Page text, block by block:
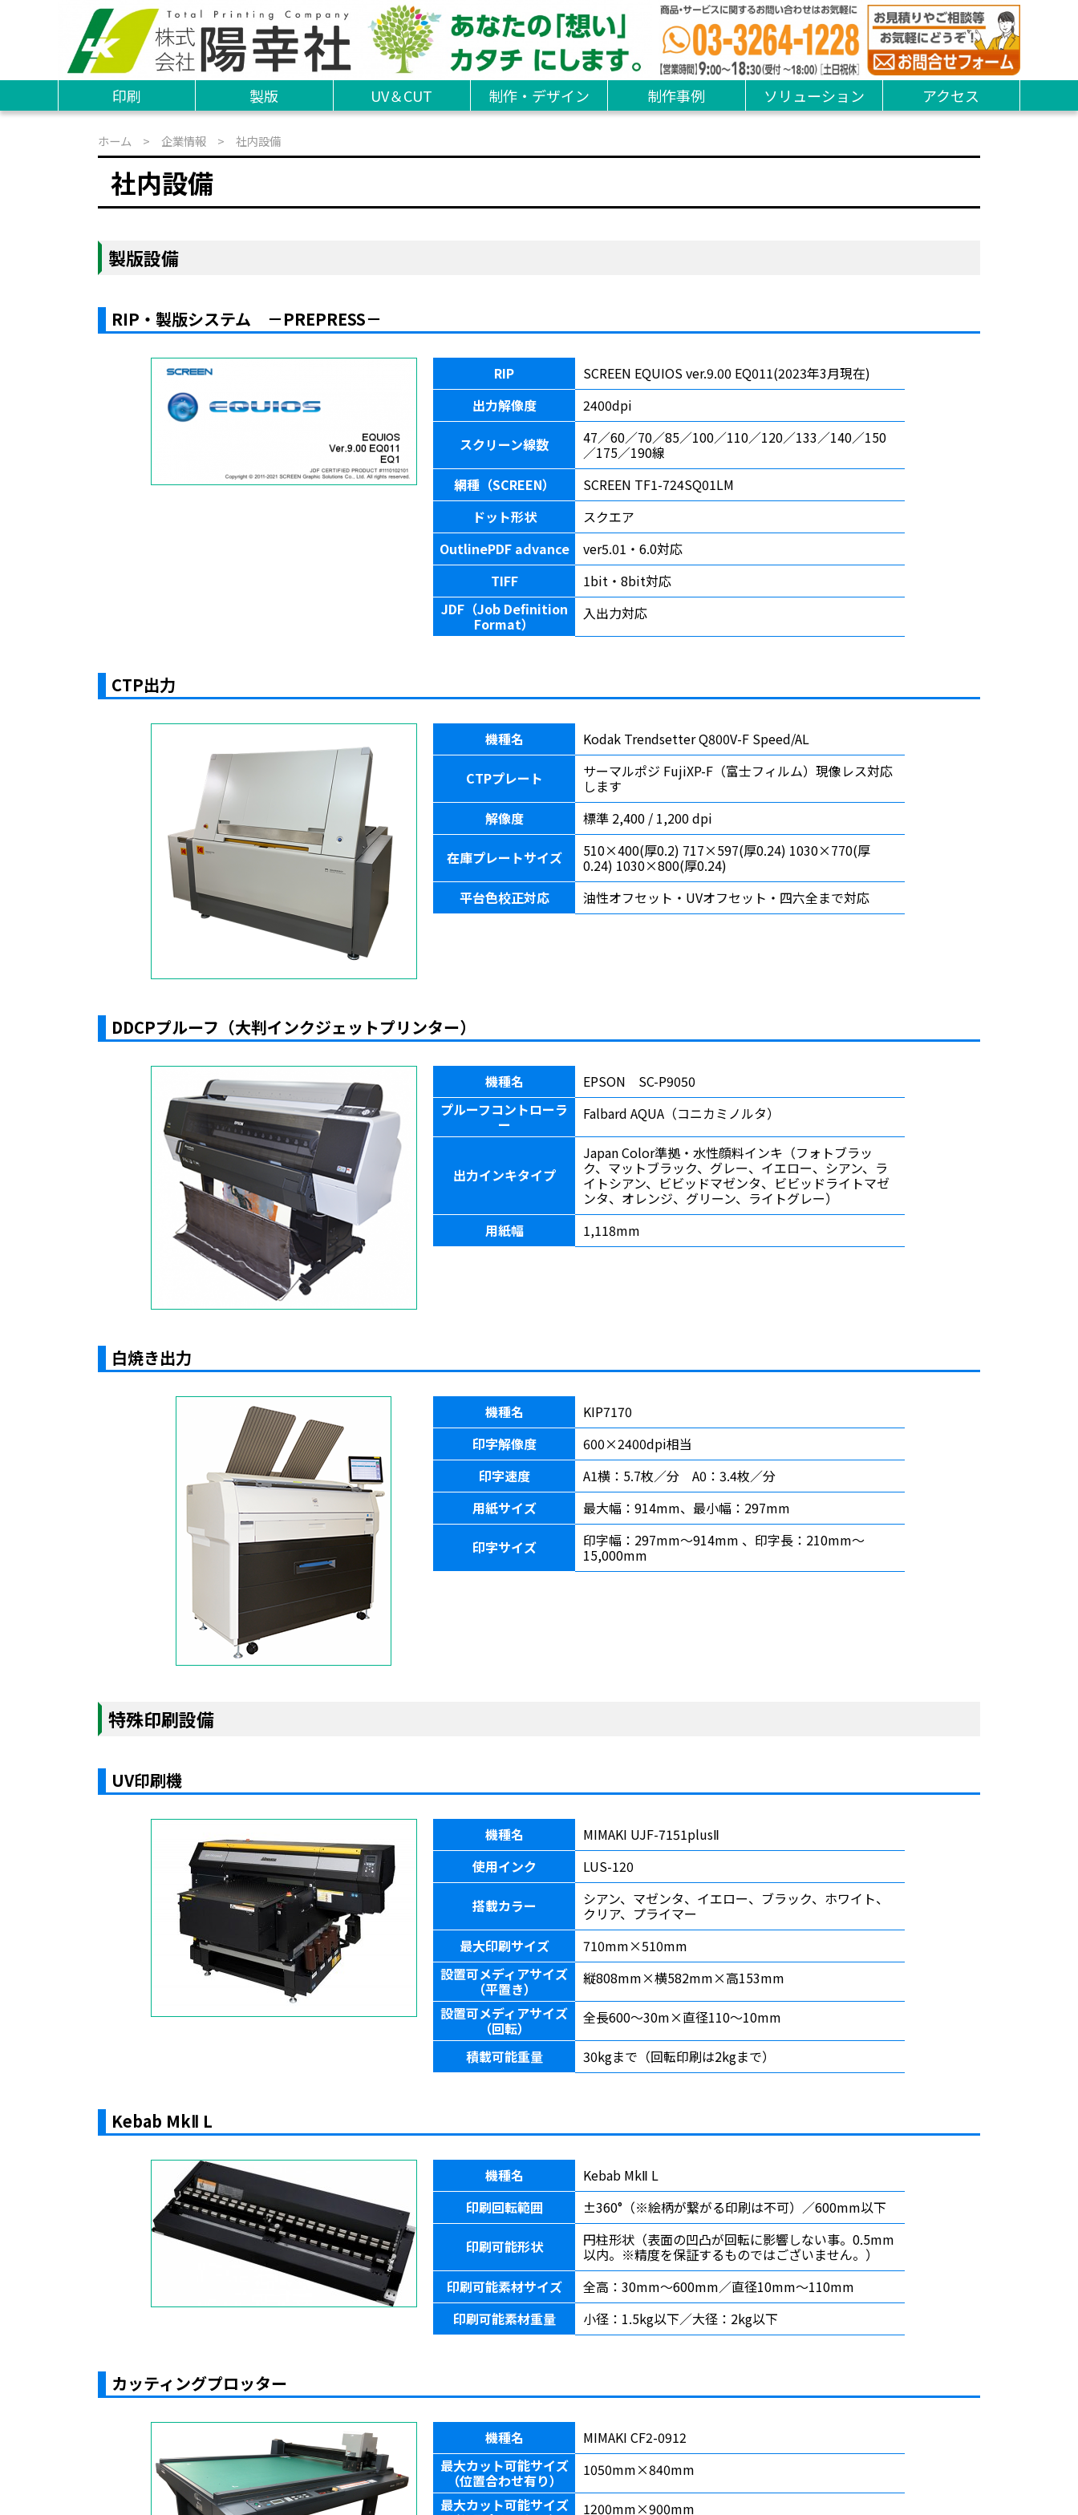
印刷 製版 UV＆CUT 制作・デザイン 制作事例 ソリューション アクセス
ホーム > 企業情報 > 社内設備
社内設備
製版設備
RIP・製版システム －PREPRESS－
RIP
SCREEN EQUIOS ver.9.00 EQ011(2023年3月現在)
出力解像度
2400dpi
スクリーン線数 47／60／70／85／100／110／120／133／140／150
／175／190線
網種（SCREEN）
SCREEN TF1-724SQ01LM
ドット形状
スクエア
OutlinePDF advance
ver5.01・6.0対応
TIFF
1bit・8bit対応
JDF（Job Definition
Format）
入出力対応
CTP出力
機種名 Kodak Trendsetter Q800V-F Speed/AL
CTPプレート サーマルポジ FujiXP-F（富士フィルム）現像レス対応
します
解像度
標準 2,400 / 1,200 dpi
在庫プレートサイズ 510×400(厚0.2) 717×597(厚0.24) 1030×770(厚
0.24) 1030×800(厚0.24)
平台色校正対応
油性オフセット・UVオフセット・四六全まで対応
DDCPプルーフ（大判インクジェットプリンター）
機種名
EPSON SC-P9050
プルーフコントローラ
ー
Falbard AQUA（コニカミノルタ）
出力インキタイプ
Japan Color準拠・水性顔料インキ（フォトブラッ
ク、マットブラック、グレー、イエロー、シアン、ラ
イトシアン、ビビッドマゼンタ、ビビッドライトマゼ
ンタ、オレンジ、グリーン、ライトグレー）
用紙幅
1,118mm
白焼き出力
機種名
KIP7170
印字解像度
600×2400dpi相当
印字速度
A1横：5.7枚／分 A0：3.4枚／分
用紙サイズ
最大幅：914mm、最小幅：297mm
印字サイズ 印字幅：297mm〜914mm 、印字長：210mm〜
15,000mm
特殊印刷設備
UV印刷機
機種名
MIMAKI UJF-7151plusⅡ
使用インク
LUS-120
搭載カラー シアン、マゼンタ、イエロー、ブラック、ホワイト、
クリア、プライマー
最大印刷サイズ
710mm×510mm
設置可メディアサイズ
（平置き）
縦808mm×横582mm×高153mm
設置可メディアサイズ
（回転）
全長600〜30m×直径110〜10mm
積載可能重量 30kgまで（回転印刷は2kgまで）
Kebab MkⅡ L
機種名
Kebab MkⅡ L
印刷回転範囲
±360°（※絵柄が繋がる印刷は不可）／600mm以下
印刷可能形状 円柱形状（表面の凹凸が回転に影響しない事。0.5mm
以内。※精度を保証するものではございません。）
印刷可能素材サイズ
全高：30mm〜600mm／直径10mm〜110mm
印刷可能素材重量
小径：1.5kg以下／大径：2kg以下
カッティングプロッター
機種名
MIMAKI CF2-0912
最大カット可能サイズ
（位置合わせ有り）
1050mm×840mm
最大カット可能サイズ
1200mm×900mm